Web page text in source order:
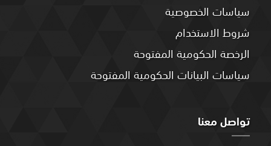
سياسات الخصوصية
شروط الاستخدام
الرخصة الحكومية المفتوحة
سياسات البيانات الحكومية المفتوحة
تواصل معنا